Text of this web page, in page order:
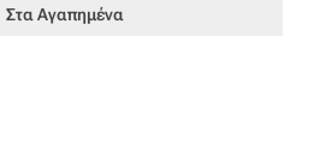
Στα Αγαπημένα